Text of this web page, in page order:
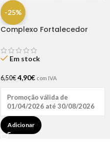
-25%
Complexo Fortalecedor
Em stock
6,50€ 4,90€ com IVA
Promoção válida de
01/04/2026 até 30/08/2026
Adicionar